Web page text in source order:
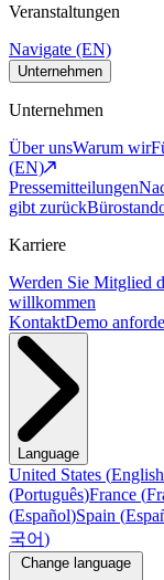
Veranstaltungen
Navigate (EN)
Unternehmen
Unternehmen
Über unsWarum wir
(EN)
Pressemitteilungen
gibt zurück
Karriere
Werden Sie Mitglied
willkommen
KontaktDemo
Language
United States (English
(Português)France (
(Español)Spain (
국어)
Change language